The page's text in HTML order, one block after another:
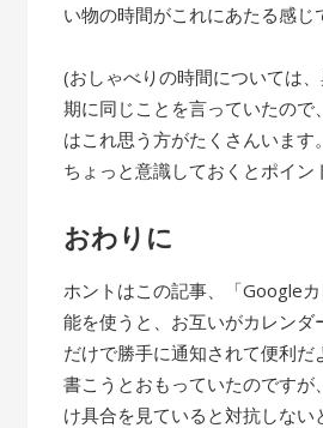
い物の時間がこれにあたる感じ
(おしゃべりの時間については
期に同じことを言っていたので
はこれ思う方がたくさんいます
ちょっと意識しておくとポイン
おわりに
ホントはこの記事、「Google
能を使うと、お互いがカレンダ
だけで勝手に通知されて便利だ
書こうとおもっていたのですが
け具合を見ていると対抗しない